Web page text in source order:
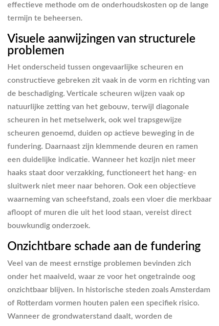
effectieve methode om de onderhoudskosten op de lange
termijn te beheersen.
Visuele aanwijzingen van structurele
problemen
Het onderscheid tussen ongevaarlijke scheuren en
constructieve gebreken zit vaak in de vorm en richting van
de beschadiging. Verticale scheuren wijzen vaak op
natuurlijke zetting van het gebouw, terwijl diagonale
scheuren in het metselwerk, ook wel trapsgewijze
scheuren genoemd, duiden op actieve beweging in de
fundering. Daarnaast zijn klemmende deuren en ramen
een duidelijke indicatie. Wanneer het kozijn niet meer
haaks staat door verzakking, functioneert het hang- en
sluitwerk niet meer naar behoren. Ook een objectieve
waarneming van scheefstand, zoals een vloer die merkbaar
afloopt of muren die uit het lood staan, vereist direct
bouwkundig onderzoek.
Onzichtbare schade aan de fundering
Veel van de meest ernstige problemen bevinden zich
onder het maaiveld, waar ze voor het ongetrainde oog
onzichtbaar blijven. In historische steden zoals Amsterdam
of Rotterdam vormen houten palen een specifiek risico.
Wanneer de grondwaterstand daalt, worden de